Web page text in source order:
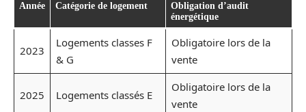
Année Catégorie de logement
Obligation d’audit
énergétique
2023
Logements classes F
& G
Obligatoire lors de la
vente
2025 Logements classés E
Obligatoire lors de la
vente